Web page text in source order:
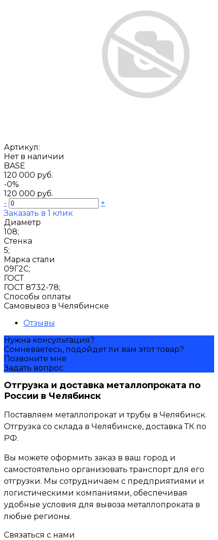
Артикул:
Нет в наличии
BASE
120 000 руб.
-0%
120 000 руб.
-
+
Заказать в 1 клик
Диаметр
108;
Стенка
5;
Марка стали
09Г2С;
ГОСТ
ГОСТ 8732-78;
Способы оплаты
Самовывоз в Челябинске
Отзывы
Нужна консультация?
Сомневаетесь, подойдет ли вам этот товар?
Позвоните мне
Задать вопрос
Отгрузка и доставка металлопроката по
России в Челябинск
Поставляем металлопрокат и трубы в Челябинск.
Отгрузка со склада в Челябинске, доставка ТК по
РФ.
Вы можете оформить заказ в ваш город и
самостоятельно организовать транспорт для его
отгрузки. Мы сотрудничаем с предприятиями и
логистическими компаниями, обеспечивая
удобные условия для вывоза металлопроката в
любые регионы.
Связаться с нами